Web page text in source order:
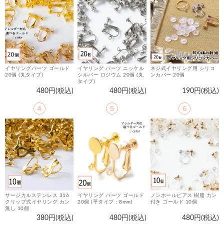
イヤリングパーツ ゴールド
20個 (丸タイプ)
480円(税込)
イヤリング パーツ ニッケル
シルバー ロジウム 20個 (丸
タイプ)
480円(税込)
ネジ式イヤリング用 シリコ
ンカバー 20個
190円(税込)
サージカルステンレス 316
クリップ式イヤリング カン
無し 10個
380円(税込)
イヤリング パーツ ゴールド
20個 (平タイプ：8mm)
480円(税込)
ノンホールピアス 樹脂 カン
付き ゴールド 10個
480円(税込)